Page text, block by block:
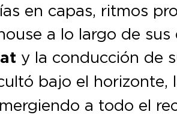
en capas, ritmos
a lo largo de
y la conducción de
bajo el horizonte,
a todo el